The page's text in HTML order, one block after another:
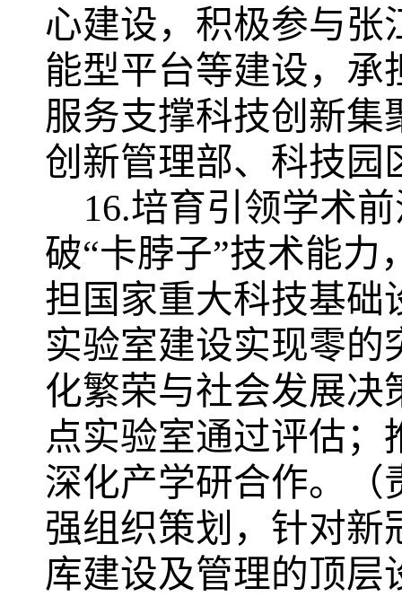
心建设，积极参与张
能型平台等建设，承
服务支撑科技创新集
创新管理部、科技园
16.培育引领学术
破“卡脖子”技术能力
担国家重大科技基础
实验室建设实现零的
化繁荣与社会发展决
点实验室通过评估
深化产学研合作。
强组织策划，针对新
库建设及管理的顶层